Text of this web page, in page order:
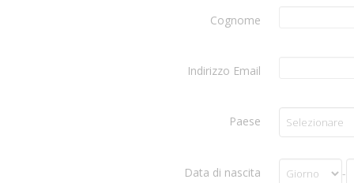
Cognome
Indirizzo Email
Paese
Data di nascita -